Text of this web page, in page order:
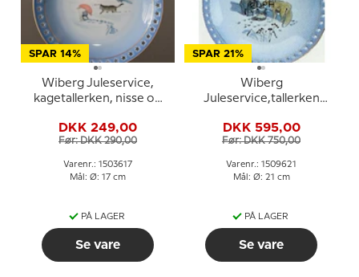
SPAR 14%
Wiberg Juleservice,
kagetallerken, nisse og
Grøndahl nr. 3503616
DKK 249,00
Før: DKK 290,00
Varenr.: 1503617
Mål: Ø: 17 cm
PÅ LAGER
Se vare
SPAR 21%
Wiberg
Juleservice,tallerken
3509326
DKK 595,00
Før: DKK 750,00
Varenr.: 1509621
Mål: Ø: 21 cm
PÅ LAGER
Se vare